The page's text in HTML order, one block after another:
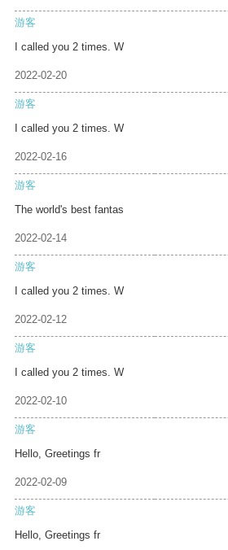
游客
I called you 2 times. W
2022-02-20
游客
I called you 2 times. W
2022-02-16
游客
The world's best fantas
2022-02-14
游客
I called you 2 times. W
2022-02-12
游客
I called you 2 times. W
2022-02-10
游客
Hello, Greetings fr
2022-02-09
游客
Hello, Greetings fr